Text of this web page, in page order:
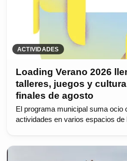
ACTIVIDADES
Loading Verano 2026
talleres, juegos y
finales de agosto
El programa municipal suma ocio
actividades en varios espacios de